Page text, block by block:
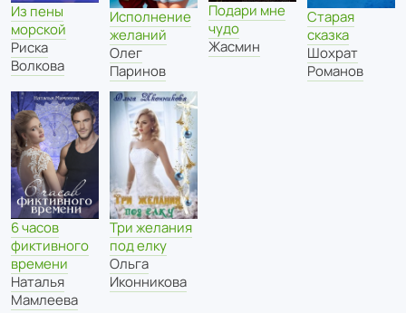
Из пены
морской
Риска
Волкова
Исполнение
желаний
Олег
Паринов
Подари мне
чудо
Жасмин
Старая
сказка
Шохрат
Романов
6 часов
фиктивного
времени
Наталья
Мамлеева
Три желания
под елку
Ольга
Иконникова